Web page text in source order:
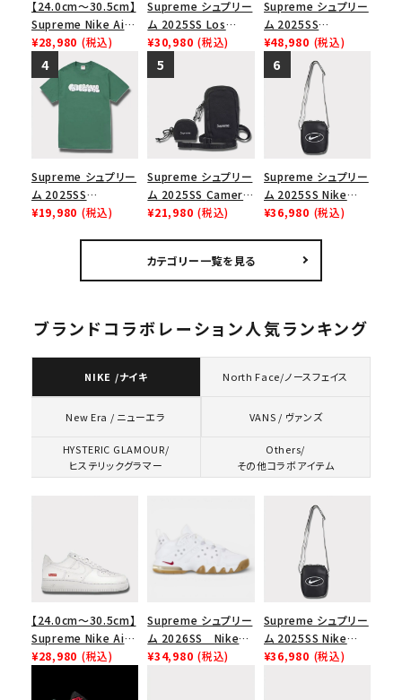
【24.0cm～30.5cm】
Supreme Nike Air
Force 1 Low シュプ
リーム ナイキエアフォ
ース１スニーカー シ
ューズ ホワイト
¥28,980 (税込)
Supreme シュプリー
ム 2025SS Los
Angeles Fire Relief
Box Logo Tee ファ
イヤーリリーフボック
スロゴTシャツ ホワ
¥30,980 (税込)
Supreme シュプリー
ム 2025SS
Backpack バックパッ
ク ブラック 黒
¥48,980 (税込)
Supreme シュプリー
ム 2025SS
Homerun Tee ホー
¥19,980 (税込)
Supreme シュプリー
ム 2025SS Camera
Bag + Mini Pouch
¥21,980 (税込)
Supreme シュプリー
ム 2025SS Nike
Leather Shoulder
¥36,980 (税込)
カテゴリー一覧を見る
ブランドコラボレーション人気ランキング
NIKE /ナイキ North Face/ノースフェイス
New Era / ニューエラ VANS / ヴァンズ
HYSTERIC GLAMOUR/
ヒステリックグラマー
Others/
その他コラボアイテム
【24.0cm～30.5cm】
Supreme Nike Air
Force 1 Low シュプ
ース１スニーカー シ
¥28,980 (税込)
Supreme シュプリー
ム 2026SS Nike
SB Air Max 2 CB 94
¥34,980 (税込)
Supreme シュプリー
ム 2025SS Nike
Leather Shoulder
¥36,980 (税込)